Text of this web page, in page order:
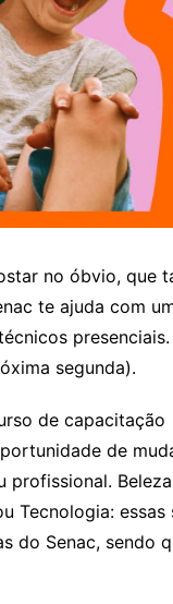
no óbvio, que
te ajuda com
presenciais.
segunda).
de capacitação
de
profissional.
Tecnologia: essas
do Senac, sendo